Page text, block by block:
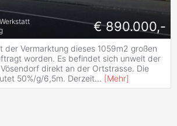
Werkstatt
€ 890.000,-
der Vermarktung dieses 1059m2 großen
worden. Es befindet sich unweit der
direkt an der Ortstrasse. Die
50%/g/6,5m. Derzeit... [Mehr]